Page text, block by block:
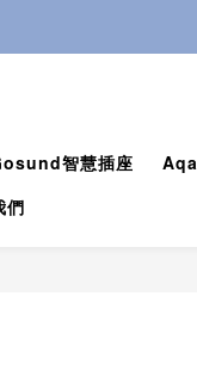
卡指示自行領取即可。
小卡指示自行領取即可。
智慧插座
們